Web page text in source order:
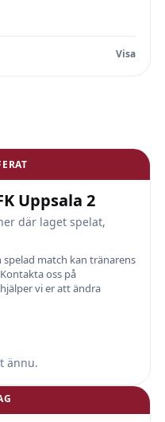
Uppsala 2
där laget spelat,
match kan tränarens
oss på
hjälper vi er att ändra
ännu.